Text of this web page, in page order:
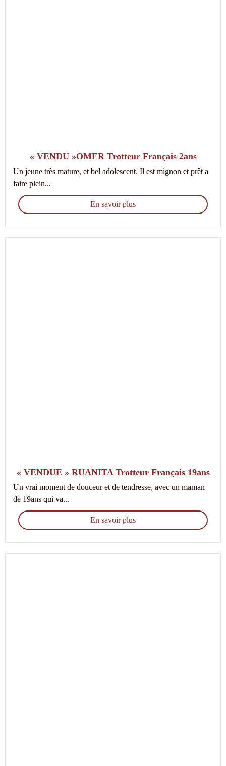
« VENDU »OMER Trotteur Français 2ans
Un jeune très mature, et bel adolescent. Il est mignon et prêt a
faire plein...
En savoir plus
« VENDUE » RUANITA Trotteur Français 19ans
Un vrai moment de douceur et de tendresse, avec un maman
de 19ans qui va...
En savoir plus